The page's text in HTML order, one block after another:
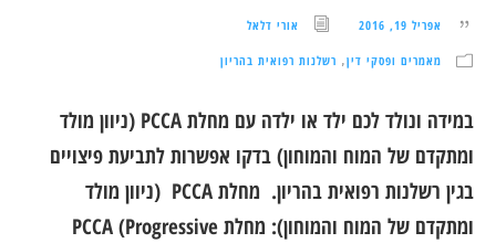
אפריל 19, 2016 אורי דלאל
מאמרים ופסקי דין, רשלנות רפואית בהריון
במידה ונולד לכם ילד או ילדה עם מחלת PCCA (ניוון מולד
ומתקדם של המוח והמוחון) בדקו אפשרות לתביעת פיצויים
בגין רשלנות רפואית בהריון. מחלת PCCA (ניוון מולד
ומתקדם של המוח והמוחון): מחלת PCCA (Progressive